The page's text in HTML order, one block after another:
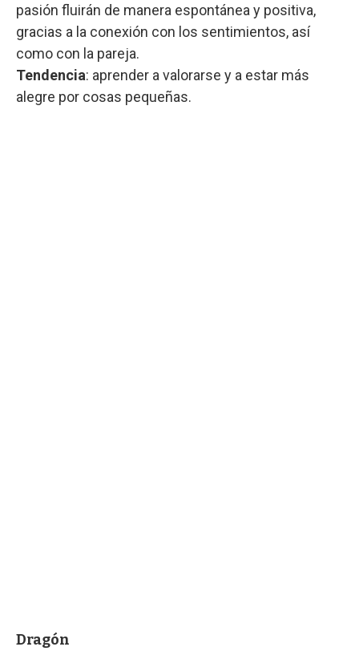
pasión fluirán de manera espontánea y positiva,
gracias a la conexión con los sentimientos, así
como con la pareja.
Tendencia: aprender a valorarse y a estar más
alegre por cosas pequeñas.
Dragón